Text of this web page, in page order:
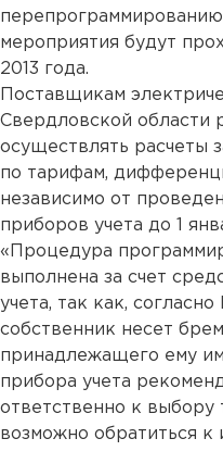
мероприятия будут
2013 года.
Поставщикам
Свердловской области
осуществлять расчеты
по тарифам,
независимо от
приборов учета до 1
«Процедура
выполнена за счет
учета, так как,
собственник несет
принадлежащего ему
прибора учета
ответственно к выбору
возможно обратиться